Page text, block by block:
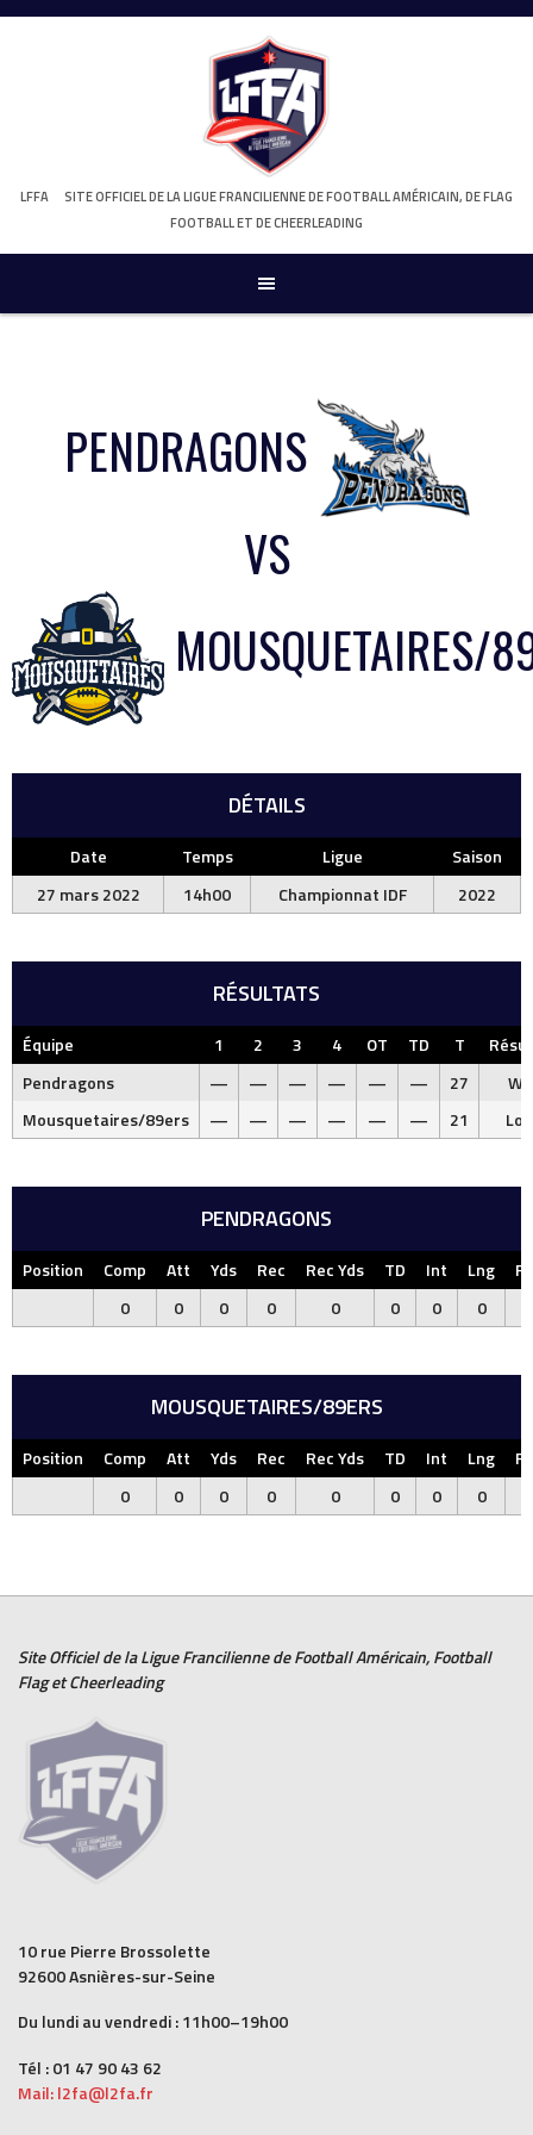
Skip
LFFA
SITE OFFICIEL DE LA LIGUE FRANCILIENNE DE FOOTBALL AMÉRICAIN, DE FLAG
FOOTBALL ET DE CHEERLEADING
PENDRAGONS
VS
MOUSQUETAIRES/
DÉTAILS
Date Temps Ligue
Saison
27 mars 2022
14h00 Championnat IDF 2022
RÉSULTATS
Équipe 1 2 3 4 OT TD T
Pendragons
— — — — — — 27
Mousquetaires/89ers
— — — — — — 21
PENDRAGONS
Position Comp Att Yds Rec Rec Yds TD Int Lng
0
0 0 0 0 0 0 0
MOUSQUETAIRES/89ERS
Position Comp Att Yds Rec Rec Yds TD Int Lng
0
0 0 0 0 0 0 0
Site Officiel de la Ligue Francilienne deFootball Américain,Football
FlagetCheerleading
10 rue Pierre Brossolette
92600 Asnières-sur-Seine
Du lundi au vendredi : 11h00–19h00
Tél : 01 47 90 43 62
Mail: l2fa@l2fa.fr